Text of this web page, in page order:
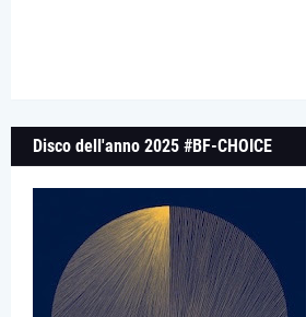
Disco dell'anno 2025 #BF-CHOICE